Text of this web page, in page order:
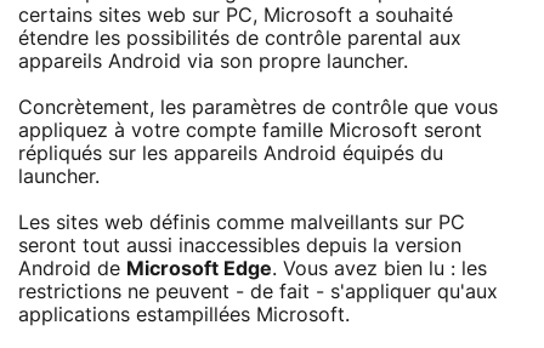
certains sites web sur PC, Microsoft a souhaité
étendre les possibilités de contrôle parental aux
appareils Android via son propre launcher.
Concrètement, les paramètres de contrôle que vous
appliquez à votre compte famille Microsoft seront
répliqués sur les appareils Android équipés du
launcher.
Les sites web définis comme malveillants sur PC
seront tout aussi inaccessibles depuis la version
Android de Microsoft Edge. Vous avez bien lu : les
restrictions ne peuvent - de fait - s'appliquer qu'aux
applications estampillées Microsoft.